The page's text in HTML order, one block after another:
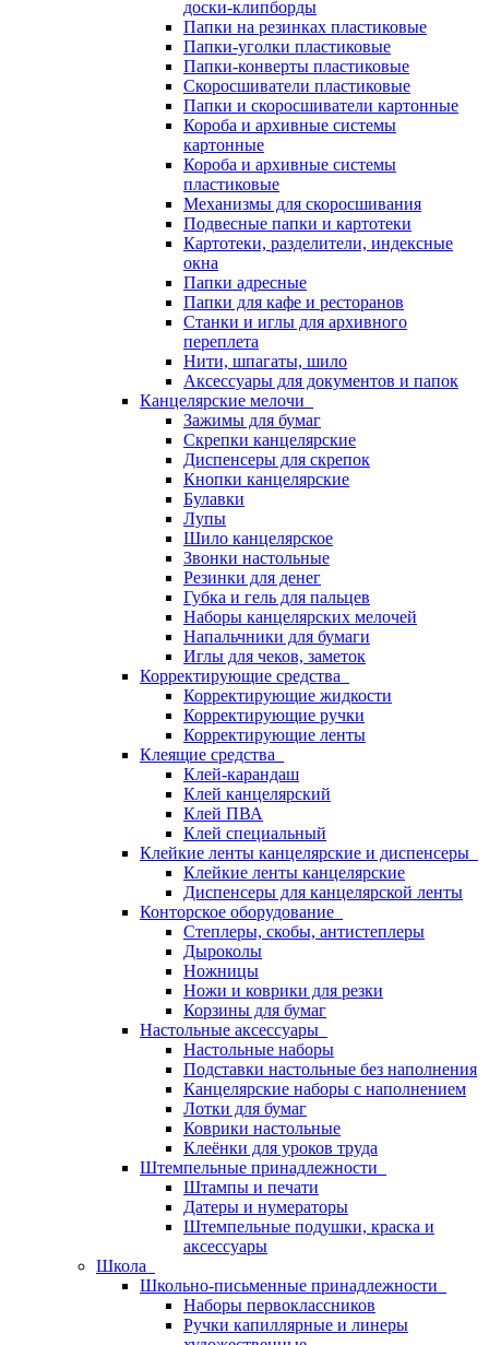
доски-клипборды
Папки на резинках пластиковые
Папки-уголки пластиковые
Папки-конверты пластиковые
Скоросшиватели пластиковые
Папки и скоросшиватели картонные
Короба и архивные системы
картонные
Короба и архивные системы
пластиковые
Механизмы для скоросшивания
Подвесные папки и картотеки
Картотеки, разделители, индексные
окна
Папки адресные
Папки для кафе и ресторанов
Станки и иглы для архивного
переплета
Нити, шпагаты, шило
Аксессуары для документов и папок
Канцелярские мелочи
Зажимы для бумаг
Скрепки канцелярские
Диспенсеры для скрепок
Кнопки канцелярские
Булавки
Лупы
Шило канцелярское
Звонки настольные
Резинки для денег
Губка и гель для пальцев
Наборы канцелярских мелочей
Напальчники для бумаги
Иглы для чеков, заметок
Корректирующие средства
Корректирующие жидкости
Корректирующие ручки
Корректирующие ленты
Клеящие средства
Клей-карандаш
Клей канцелярский
Клей ПВА
Клей специальный
Клейкие ленты канцелярские и диспенсеры
Клейкие ленты канцелярские
Диспенсеры для канцелярской ленты
Конторское оборудование
Степлеры, скобы, антистеплеры
Дыроколы
Ножницы
Ножи и коврики для резки
Корзины для бумаг
Настольные аксессуары
Настольные наборы
Подставки настольные без наполнения
Канцелярские наборы с наполнением
Лотки для бумаг
Коврики настольные
Клеёнки для уроков труда
Штемпельные принадлежности
Штампы и печати
Датеры и нумераторы
Штемпельные подушки, краска и
аксессуары
Школа
Школьно-письменные принадлежности
Наборы первоклассников
Ручки капиллярные и линеры